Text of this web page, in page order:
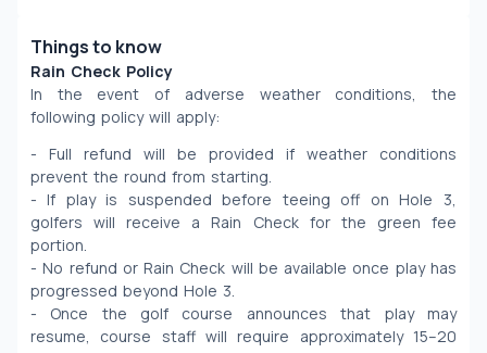
Things to know
Rain Check Policy
In the event of adverse weather conditions, the
following policy will apply:
- Full refund will be provided if weather conditions
prevent the round from starting.
- If play is suspended before teeing off on Hole 3,
golfers will receive a Rain Check for the green fee
portion.
- No refund or Rain Check will be available once play has
progressed beyond Hole 3.
- Once the golf course announces that play may
resume, course staff will require approximately 15–20